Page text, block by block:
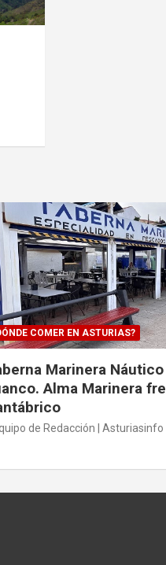
COMER EN ASTURIAS?
Marinera
Alma Marinera
de Redacción | Asturiasinfo